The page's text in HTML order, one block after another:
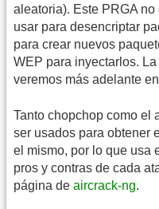
aleatoria). Este PRGA
usar para desencriptar
para crear nuevos
WEP para inyectarlos.
veremos más adelante
Tanto chopchop como el
ser usados para obtener
el mismo, por lo que usa
pros y contras de cada
página de aircrack-ng.